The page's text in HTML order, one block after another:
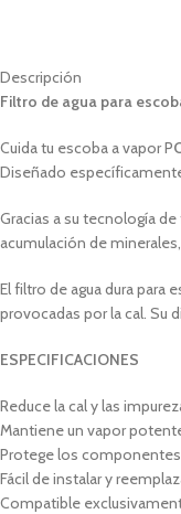
Descripción
Filtro de agua para
Cuida tu escoba a vapor P
Diseñado
Gracias a su tecnología
acumulación de
El filtro de agua dura para
provocadas por la cal. Su
ESPECIFICACIONES
Reduce la cal y las
Mantiene un vapor
Protege los
Fácil de instalar y
Compatible